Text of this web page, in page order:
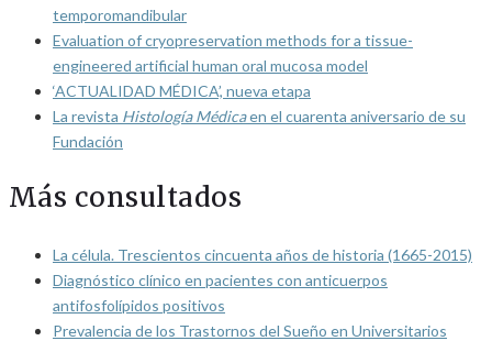
temporomandibular
Evaluation of cryopreservation methods for a tissue-
engineered artificial human oral mucosa model
‘ACTUALIDAD MÉDICA’, nueva etapa
La revista Histología Médicaen el cuarenta aniversario de su
Fundación
Más consultados
La célula. Trescientos cincuenta años de historia (1665-2015)
Diagnóstico clínico en pacientes con anticuerpos
antifosfolípidos positivos
Prevalencia de los Trastornos del Sueño en Universitarios